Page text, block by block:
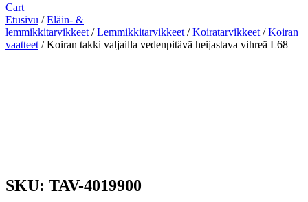
Cart
Etusivu /Eläin- &
lemmikkitarvikkeet /Lemmikkitarvikkeet /Koiratarvikkeet /Koiran
vaatteet / Koiran takki valjailla vedenpitävä heijastava vihreä L68
SKU: TAV-4019900